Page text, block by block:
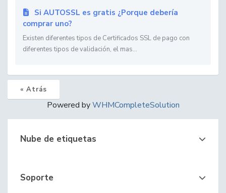
Si AUTOSSL es gratis ¿Porque debería
comprar uno?
Existen diferentes tipos de Certificados SSL de pago con
diferentes tipos de validación, el mas...
« Atrás
Powered byWHMCompleteSolution
Nube de etiquetas
Soporte